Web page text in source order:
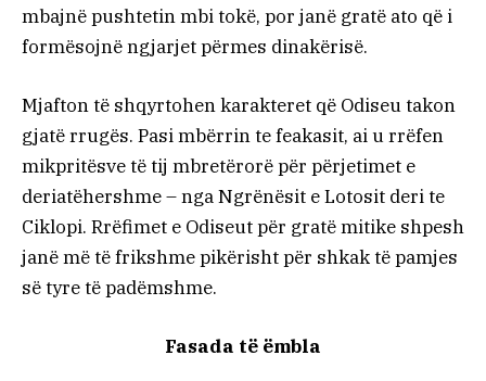
mbajnë pushtetin mbi tokë, por janë gratë ato që i
formësojnë ngjarjet përmes dinakërisë.
Mjafton të shqyrtohen karakteret që Odiseu takon
gjatë rrugës. Pasi mbërrin te feakasit, ai u rrëfen
mikpritësve të tij mbretërorë për përjetimet e
deriatëhershme – nga Ngrënësit e Lotosit deri te
Ciklopi. Rrëfimet e Odiseut për gratë mitike shpesh
janë më të frikshme pikërisht për shkak të pamjes
së tyre të padëmshme.
Fasada të ëmbla